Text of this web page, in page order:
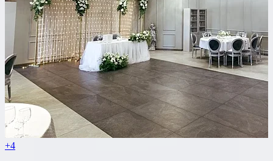
+4